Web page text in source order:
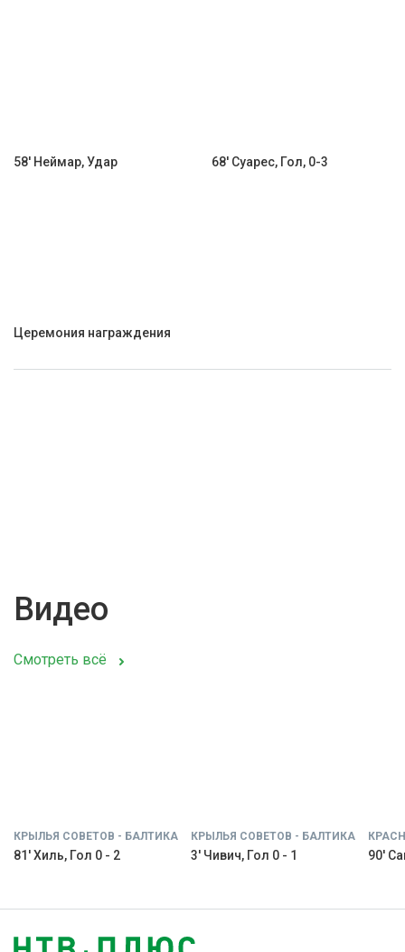
58' Неймар, Удар 68' Суарес, Гол, 0-3
Церемония награждения
Видео
Смотреть всё
КРЫЛЬЯ СОВЕТОВ - БАЛТИКА
81' Хиль, Гол 0 - 2
КРЫЛЬЯ СОВЕТОВ - БАЛТИКА
3' Чивич, Гол 0 - 1 90'